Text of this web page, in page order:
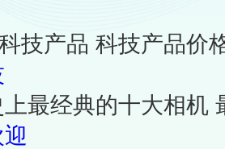
技产品 科技产品价
最经典的十大相机